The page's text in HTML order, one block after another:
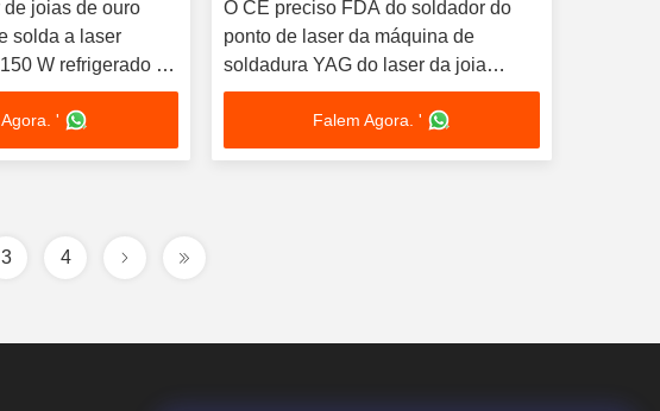
joias de ouro
solda a laser
W refrigerado a
'
O CE preciso FDA do soldador do
ponto de laser da máquina de
soldadura YAG do laser da joia
150W concedeu
Falem Agora. '
3 4